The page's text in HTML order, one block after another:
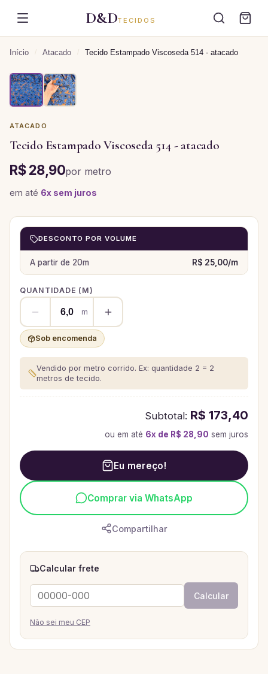
D&DTECIDOS
Início / Atacado / Tecido Estampado Viscoseda 514 - atacado
ATACADO
Tecido Estampado Viscoseda 514 - atacado
R$ 28,90por metro
em até 6x sem juros
DESCONTO POR VOLUME
A partir de 20m R$ 25,00/m
QUANTIDADE ( M)
m
Sob encomenda
Vendido por metro corrido. Ex: quantidade 2 = 2
metros de tecido.
Subtotal: R$ 173,40
ou em até 6x de R$ 28,90 sem juros
Eu mereço!
Comprar via WhatsApp
Compartilhar
Calcular frete
Calcular
Não sei meu CEP